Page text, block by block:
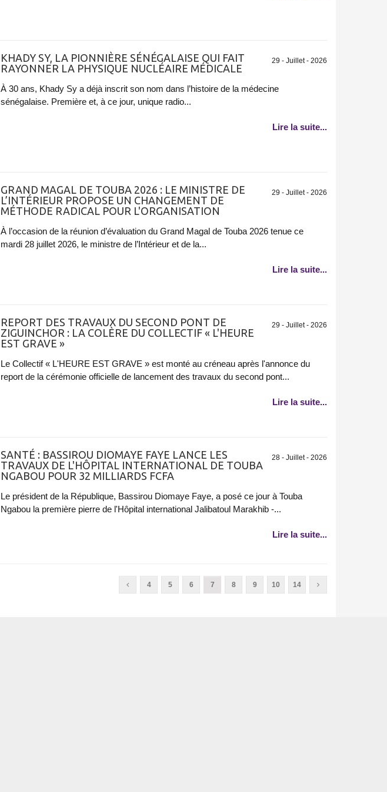
29 - Juillet - 2026
KHADY SY, LA PIONNIÈRE SÉNÉGALAISE QUI FAIT
RAYONNER LA PHYSIQUE NUCLÉAIRE MÉDICALE
À 30 ans, Khady Sy a déjà inscrit son nom dans l’histoire de la médecine
sénégalaise. Première et, à ce jour, unique radio...
Lire la suite...
29 - Juillet - 2026
GRAND MAGAL DE TOUBA 2026 : LE MINISTRE DE
L’INTÉRIEUR PROPOSE UN CHANGEMENT DE
MÉTHODE RADICAL POUR L'ORGANISATION
À l’occasion de la réunion d’évaluation du Grand Magal de Touba 2026 tenue ce
mardi 28 juillet 2026, le ministre de l’Intérieur et de la...
Lire la suite...
29 - Juillet - 2026
REPORT DES TRAVAUX DU SECOND PONT DE
ZIGUINCHOR : LA COLÈRE DU COLLECTIF « L'HEURE
EST GRAVE »
Le Collectif « L'HEURE EST GRAVE » est monté au créneau après l'annonce du
report de la cérémonie officielle de lancement des travaux du second pont...
Lire la suite...
28 - Juillet - 2026
SANTÉ : BASSIROU DIOMAYE FAYE LANCE LES
TRAVAUX DE L'HÔPITAL INTERNATIONAL DE TOUBA
NGABOU POUR 32 MILLIARDS FCFA
Le président de la République, Bassirou Diomaye Faye, a posé ce jour à Touba
Ngabou la première pierre de l'Hôpital international Jalibatoul Marakhib -...
Lire la suite...
4 5 6 7 8 9 10 14